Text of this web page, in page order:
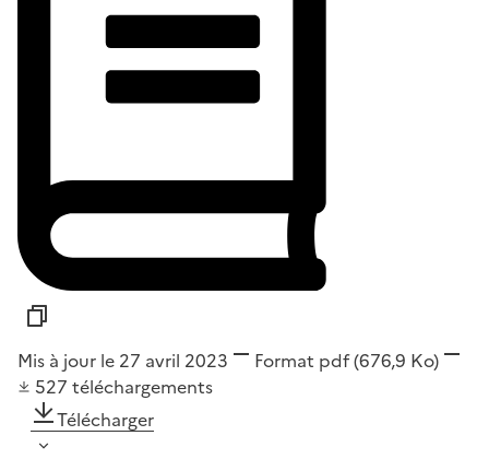
Mis à jour le 27 avril 2023 Format pdf(676,9 Ko)
527 téléchargements
Télécharger